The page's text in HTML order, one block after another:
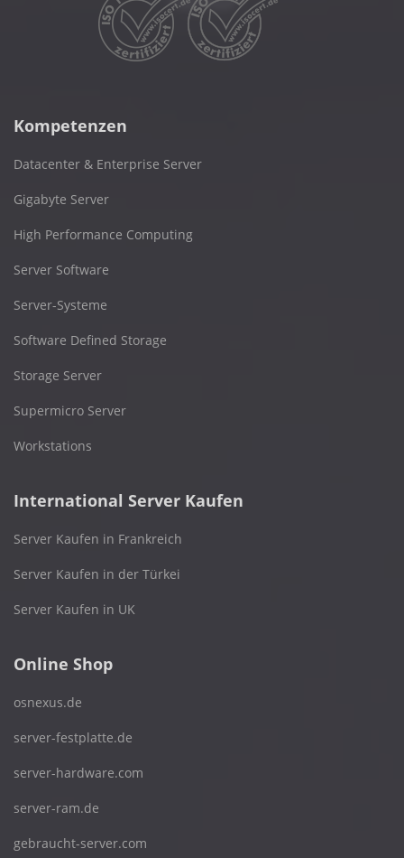
Kompetenzen
Datacenter & Enterprise Server
Gigabyte Server
High Performance Computing
Server Software
Server-Systeme
Software Defined Storage
Storage Server
Supermicro Server
Workstations
International Server Kaufen
Server Kaufen in Frankreich
Server Kaufen in der Türkei
Server Kaufen in UK
Online Shop
osnexus.de
server-festplatte.de
server-hardware.com
server-ram.de
gebraucht-server.com